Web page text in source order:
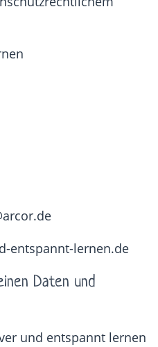
entspannt-lernen.de
Daten und
und entspannt lernen